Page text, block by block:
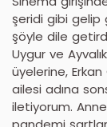
şeridi gibi gelip
şöyle dile
Uygur ve
üyelerine, Erkan
ailesi adına
iletiyorum.